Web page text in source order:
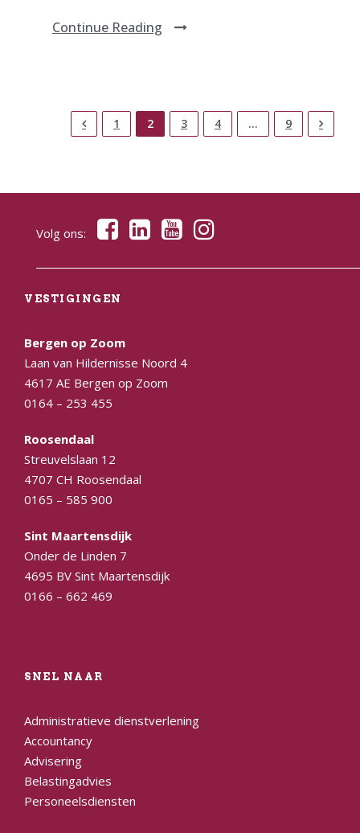
Continue Reading
1 2 3 4 … 9
Volg ons:
VESTIGINGEN
Bergen op Zoom
Laan van Hildernisse Noord 4
4617 AE Bergen op Zoom
0164 – 253 455
Roosendaal
Streuvelslaan 12
4707 CH Roosendaal
0165 – 585 900
Sint Maartensdijk
Onder de Linden 7
4695 BV Sint Maartensdijk
0166 – 662 469
SNEL NAAR
Administratieve dienstverlening
Accountancy
Advisering
Belastingadvies
Personeelsdiensten